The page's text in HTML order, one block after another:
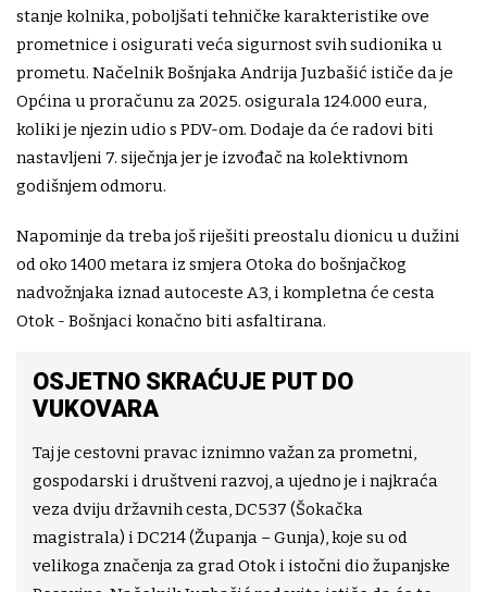
stanje kolnika, poboljšati tehničke karakteristike ove
prometnice i osigurati veća sigurnost svih sudionika u
prometu. Načelnik Bošnjaka Andrija Juzbašić ističe da je
Općina u proračunu za 2025. osigurala 124.000 eura,
koliki je njezin udio s PDV-om. Dodaje da će radovi biti
nastavljeni 7. siječnja jer je izvođač na kolektivnom
godišnjem odmoru.
Napominje da treba još riješiti preostalu dionicu u dužini
od oko 1400 metara iz smjera Otoka do bošnjačkog
nadvožnjaka iznad autoceste A3, i kompletna će cesta
Otok - Bošnjaci konačno biti asfaltirana.
OSJETNO SKRAĆUJE PUT DO
VUKOVARA
Taj je cestovni pravac iznimno važan za prometni,
gospodarski i društveni razvoj, a ujedno je i najkraća
veza dviju državnih cesta, DC537 (Šokačka
magistrala) i DC214 (Županja – Gunja), koje su od
velikoga značenja za grad Otok i istočni dio županjske